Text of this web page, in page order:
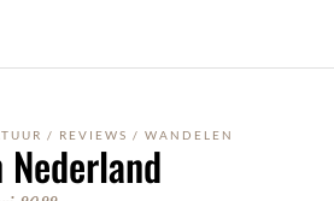
/ REVIEWS / WANDELEN